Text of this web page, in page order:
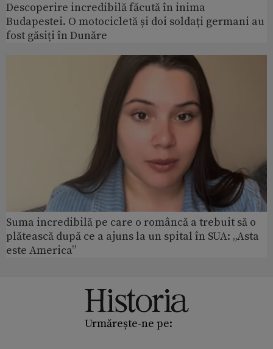
Descoperire incredibilă făcută în inima
Budapestei. O motocicletă și doi soldați germani au
fost găsiți în Dunăre
Suma incredibilă pe care o româncă a trebuit să o
plătească după ce a ajuns la un spital în SUA: „Asta
este America”
Urmărește-ne pe: